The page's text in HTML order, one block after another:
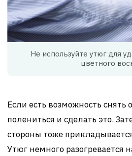
Не используйте утюг для
цветного
Если есть возможность снять
полениться и сделать это.
стороны тоже
Утюг немного разогревается